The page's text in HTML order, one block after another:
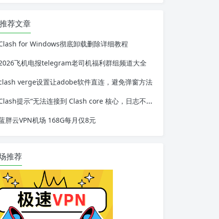
推荐文章
for Windows彻底卸载删除详细教程
飞机电报telegram老司机福利群组频道大全
verge设置让adobe软件直连，避免弹窗方法
提示“无法连接到 Clash core 核心，日志不可用“解决办法
胖云VPN机场 168G每月仅8元
推荐